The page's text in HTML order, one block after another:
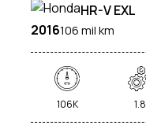
HR-V EXL
2016106 mil km
106K 1.8